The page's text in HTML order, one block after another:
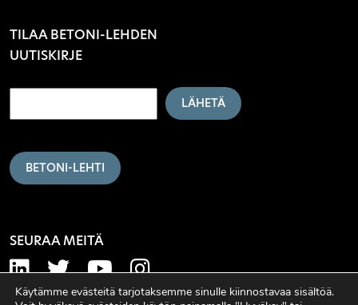
TILAA BETONI-LEHDEN
UUTISKIRJE
LÄHETÄ
BETONI-LEHTI
SEURAA MEITÄ
Käytämme evästeitä tarjotaksemme sinulle kiinnostavaa sisältöä.